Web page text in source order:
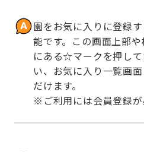
園をお気に入りに登録
能です。この画面上部
にある☆マークを押し
い、お気に入り一覧画
だけます。
※ご利用には会員登録